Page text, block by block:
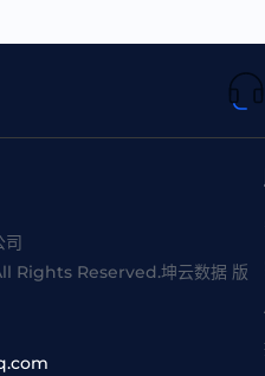
司
Rights Reserved.坤云数据 版